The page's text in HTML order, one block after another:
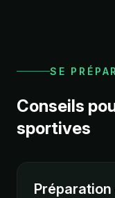
SE
Conseils
sportives